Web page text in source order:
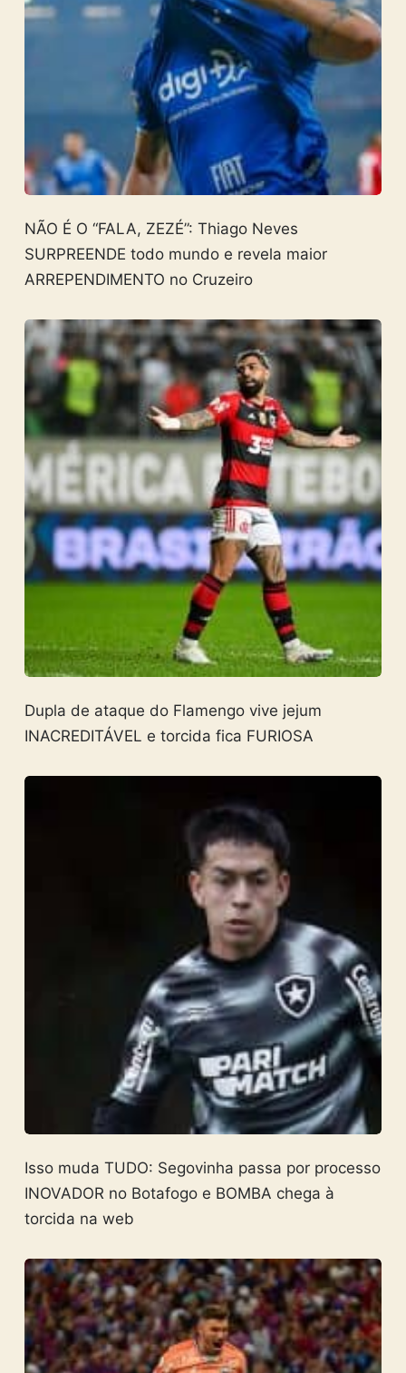
NÃO É O “FALA, ZEZÉ”: Thiago Neves
SURPREENDE todo mundo e revela maior
ARREPENDIMENTO no Cruzeiro
Dupla de ataque do Flamengo vive jejum
INACREDITÁVEL e torcida fica FURIOSA
Isso muda TUDO: Segovinha passa por processo
INOVADOR no Botafogo e BOMBA chega à
torcida na web